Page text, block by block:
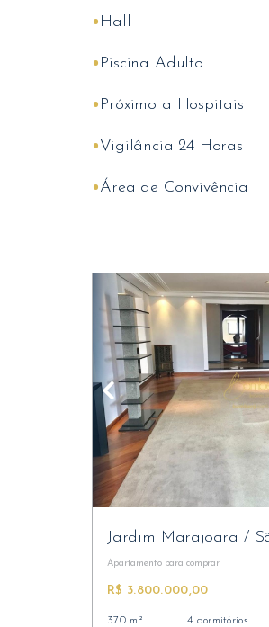
• Hall
• Piscina Adulto
• Próximo a Hospitais
•Vigilância 24 Horas
•Área de Convivência
Jardim Marajoara /
Apartamento para comprar
R$ 3.800.000,00
370 m² 4 dormitórios